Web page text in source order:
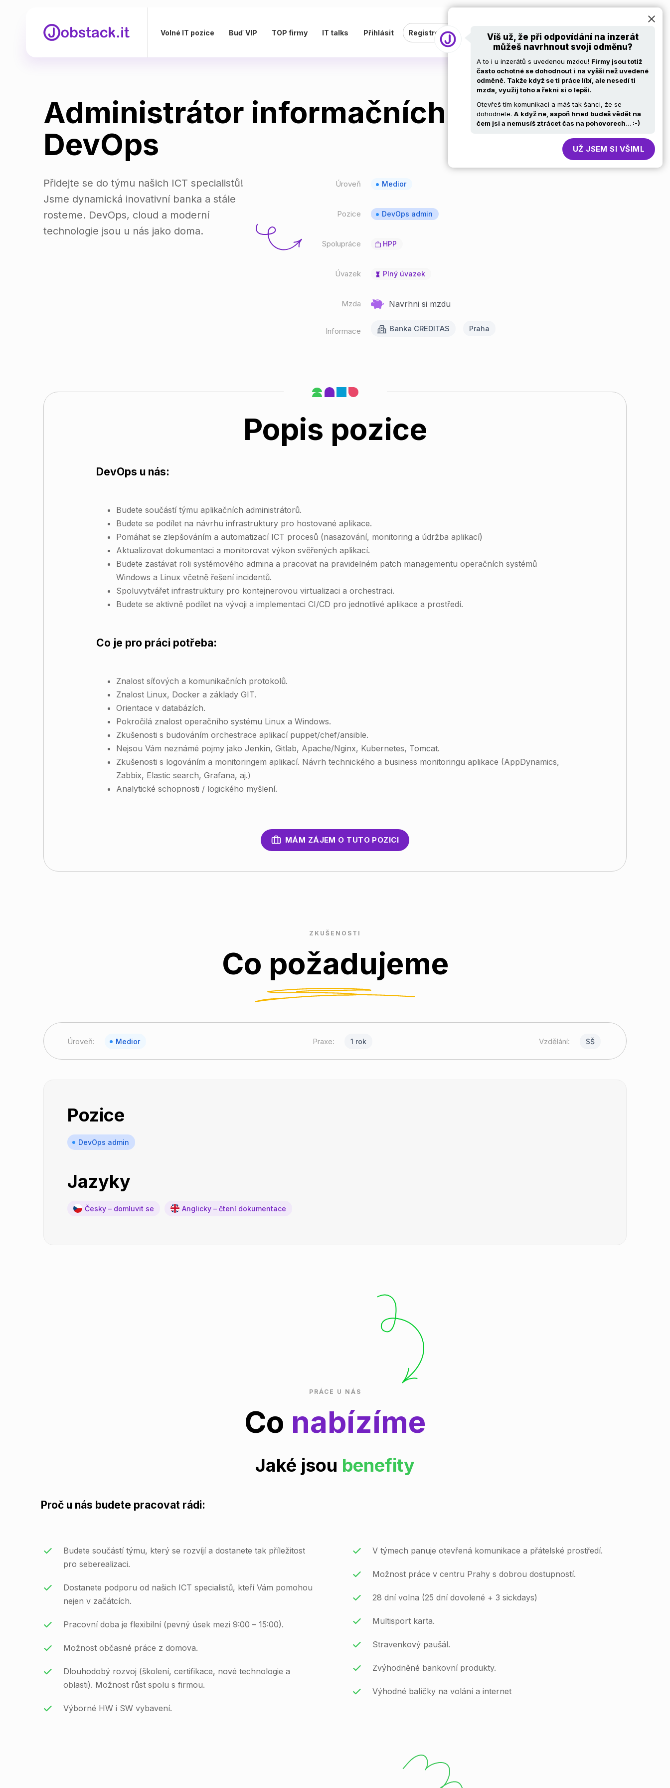
Volné IT pozice Buď VIP TOP firmy IT talks Přihlásit Registrovat Pro firmy Volní ajťáci Kariérní stránky
Administrátor informačních systémů a
DevOps
Přidejte se do týmu našich ICT specialistů!
Jsme dynamická inovativní banka a stále
rosteme. DevOps, cloud a moderní
technologie jsou u nás jako doma.
Úroveň Medior
Pozice DevOps admin
Spolupráce HPP
Úvazek Plný úvazek
Mzda Navrhni si mzdu
Informace Banka CREDITAS Praha
Popis pozice
DevOps u nás:
Budete součástí týmu aplikačních administrátorů.
Budete se podílet na návrhu infrastruktury pro hostované aplikace.
Pomáhat se zlepšováním a automatizací ICT procesů (nasazování, monitoring a údržba aplikací)
Aktualizovat dokumentaci a monitorovat výkon svěřených aplikací.
Budete zastávat roli systémového admina a pracovat na pravidelném patch managementu operačních systémů
Windows a Linux včetně řešení incidentů.
Spoluvytvářet infrastruktury pro kontejnerovou virtualizaci a orchestraci.
Budete se aktivně podílet na vývoji a implementaci CI/CD pro jednotlivé aplikace a prostředí.
Co je pro práci potřeba:
Znalost síťových a komunikačních protokolů.
Znalost Linux, Docker a základy GIT.
Orientace v databázích.
Pokročilá znalost operačního systému Linux a Windows.
Zkušenosti s budováním orchestrace aplikací puppet/chef/ansible.
Nejsou Vám neznámé pojmy jako Jenkin, Gitlab, Apache/Nginx, Kubernetes, Tomcat.
Zkušenosti s logováním a monitoringem aplikací. Návrh technického a business monitoringu aplikace (AppDynamics,
Zabbix, Elastic search, Grafana, aj.)
Analytické schopnosti / logického myšlení.
MÁM ZÁJEM O TUTO POZICI
ZKUŠENOSTI
Co požadujeme
Úroveň: Medior Praxe: 1 rok Vzdělání: SŠ
Pozice
DevOps admin
Jazyky
Česky – domluvit se Anglicky – čtení dokumentace
PRÁCE U NÁS
Co nabízíme
Jaké jsou benefity
Proč u nás budete pracovat rádi:
Budete součástí týmu, který se rozvíjí a dostanete tak příležitost
pro seberealizaci.
Dostanete podporu od našich ICT specialistů, kteří Vám pomohou
nejen v začátcích.
Pracovní doba je flexibilní (pevný úsek mezi 9:00 – 15:00).
Možnost občasné práce z domova.
Dlouhodobý rozvoj (školení, certifikace, nové technologie a
oblasti). Možnost růst spolu s firmou.
Výborné HW i SW vybavení.
V týmech panuje otevřená komunikace a přátelské prostředí.
Možnost práce v centru Prahy s dobrou dostupností.
28 dní volna (25 dní dovolené + 3 sickdays)
Multisport karta.
Stravenkový paušál.
Zvýhodněné bankovní produkty.
Výhodné balíčky na volání a internet
Víš už, že při odpovídání na inzerát
můžeš navrhnout svoji odměnu?
A to i u inzerátů s uvedenou mzdou! Firmy jsou totiž
často ochotné se dohodnout i na vyšší než uvedené
odměně. Takže když se ti práce líbí, ale nesedí ti
mzda, využij toho a řekni si o lepší.
Otevřeš tím komunikaci a máš tak šanci, že se
dohodnete. A když ne, aspoň hned budeš vědět na
čem jsi a nemusíš ztrácet čas na pohovorech… :-)
UŽ JSEM SI VŠIML